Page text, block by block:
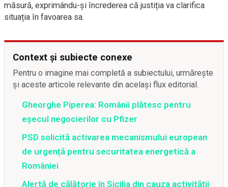
măsură, exprimându-și încrederea că justiția va clarifica
situația în favoarea sa.
Context și subiecte conexe
Pentru o imagine mai completă a subiectului, urmărește
și aceste articole relevante din același flux editorial.
Gheorghe Piperea: Românii plătesc pentru
eșecul negocierilor cu Pfizer
PSD solicită activarea mecanismului european
de urgență pentru securitatea energetică a
României
Alertă de călătorie în Sicilia din cauza activității